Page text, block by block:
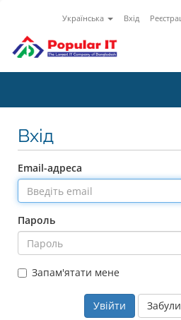
Українська Вхід
Вхід
Email-адреса
Пароль
Запам'ятати мене